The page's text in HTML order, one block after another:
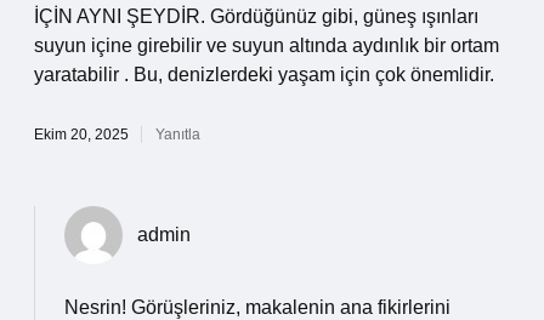
İÇİN AYNI ŞEYDİR. Gördüğünüz gibi, güneş ışınları
suyun içine girebilir ve suyun altında aydınlık bir ortam
yaratabilir . Bu, denizlerdeki yaşam için çok önemlidir.
Ekim 20, 2025 Yanıtla
admin
Nesrin! Görüşleriniz, makalenin ana fikirlerini